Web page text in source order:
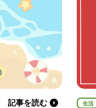
記事を読む